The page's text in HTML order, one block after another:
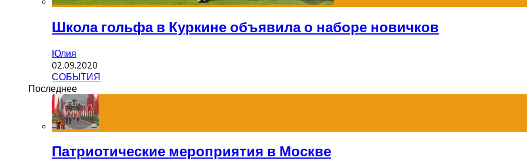
Школа гольфа в Куркине объявила о наборе новичков
Юлия
02.09.2020
СОБЫТИЯ
Последнее
Патриотические мероприятия в Москве